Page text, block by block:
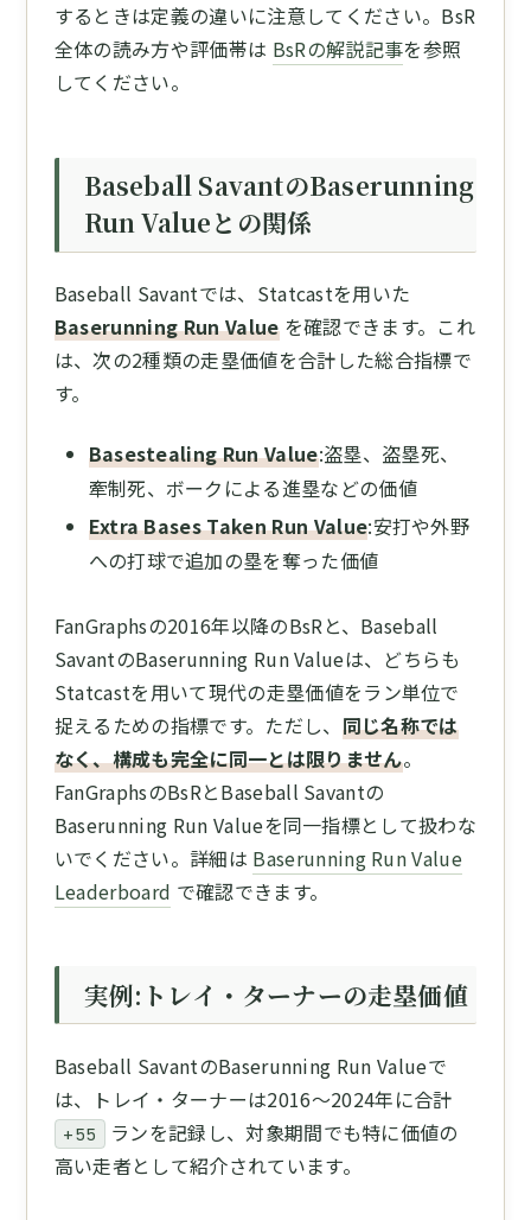
するときは定義の違いに注意してください。BsR
全体の読み方や評価帯は BsRの解説記事を参照
してください。
Baseball SavantのBaserunning
Run Valueとの関係
Baseball Savantでは、Statcastを用いた
Baserunning Run Valueを確認できます。これ
は、次の2種類の走塁価値を合計した総合指標で
す。
Basestealing Run Value:盗塁、盗塁死、
牽制死、ボークによる進塁などの価値
Extra Bases Taken Run Value:安打や外野
への打球で追加の塁を奪った価値
FanGraphsの2016年以降のBsRと、Baseball
SavantのBaserunning Run Valueは、どちらも
Statcastを用いて現代の走塁価値をラン単位で
捉えるための指標です。ただし、 同じ名称では
なく、構成も完全に同一とは限りません。
FanGraphsのBsRとBaseball Savantの
Baserunning Run Valueを同一指標として扱わな
いでください。詳細は Baserunning Run Value
Leaderboard で確認できます。
実例:トレイ・ターナーの走塁価値
Baseball SavantのBaserunning Run Valueで
は、トレイ・ターナーは2016〜2024年に合計
+55
ランを記録し、対象期間でも特に価値の
高い走者として紹介されています。